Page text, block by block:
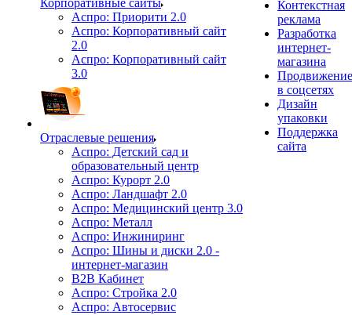
Корпоративные сайты
Аспро: Приорити 2.0
Аспро: Корпоративный сайт
2.0
Аспро: Корпоративный сайт
3.0
Отраслевые решения
Аспро: Детский сад и
образовательный центр
Аспро: Курорт 2.0
Аспро: Ландшафт 2.0
Аспро: Медицинский центр 3.0
Аспро: Металл
Аспро: Инжиниринг
Аспро: Шины и диски 2.0 -
интернет-магазин
B2B Кабинет
Аспро: Стройка 2.0
Аспро: Автосервис
Контекстная
реклама
Разработка
интернет-
магазина
Продвижение
в соцсетях
Дизайн
упаковки
Поддержка
сайта